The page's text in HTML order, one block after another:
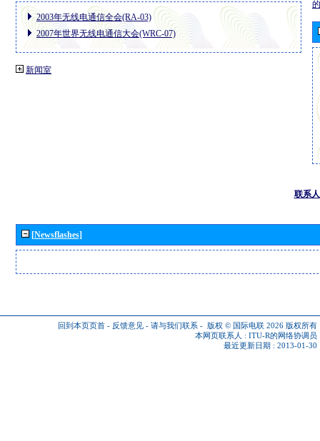
2003年无线电通信全会(RA-03)
2007年世界无线电通信大会(WRC-07)
新闻室
联系人
[Newsflashes]
回到本页页首 - 反馈意见 - 请与我们联系 - 版权 © 国际电联 2026 版权所有
本网页联系人 : ITU-R的网络协调员
最近更新日期 : 2013-01-30